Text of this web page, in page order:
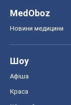
MedOboz
Новини медицини
Шоу
Афіша
Краса